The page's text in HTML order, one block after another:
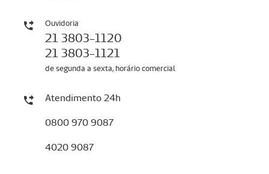
Ouvidoria
21 3803-1120
21 3803-1121
de segunda a sexta, horário comercial
Atendimento 24h
0800 970 9087
4020 9087